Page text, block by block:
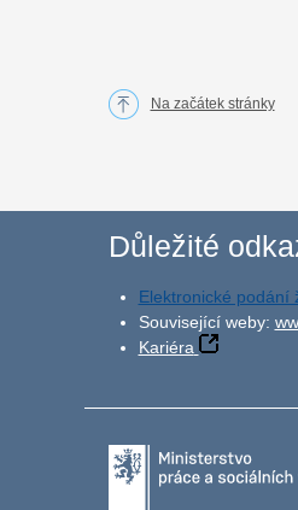
Na začátek stránky
Důležité
Elektronické podání
Související weby:
Kariéra